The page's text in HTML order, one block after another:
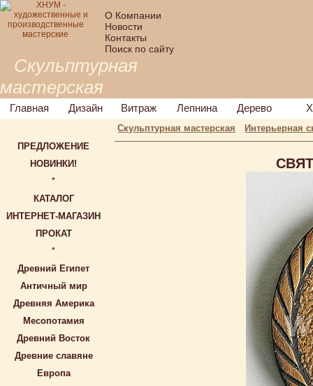
О Компании
Новости
Контакты
Поиск по сайту
Скульптурная
мастерская
Главная Дизайн Витраж Лепнина Дерево
Скульптурная мастерская
Интерьерная
ПРЕДЛОЖЕНИЕ
НОВИНКИ!
*
КАТАЛОГ
ИНТЕРНЕТ-МАГАЗИН
ПРОКАТ
*
Древний Египет
Античный мир
Древняя Америка
Месопотамия
Древний Восток
Древние славяне
Европа